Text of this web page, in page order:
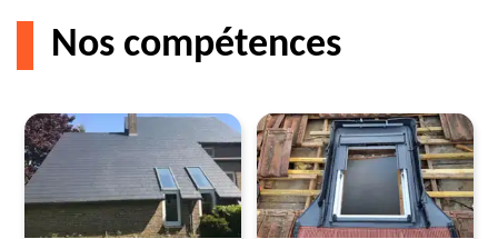
Nos compétences